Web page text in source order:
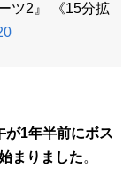
ツ2』 《15分拡
が1年半前にボス
まりました。